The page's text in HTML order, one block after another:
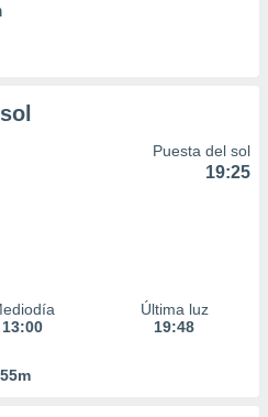
Puesta del sol
19:25
13:00
Última luz
19:48